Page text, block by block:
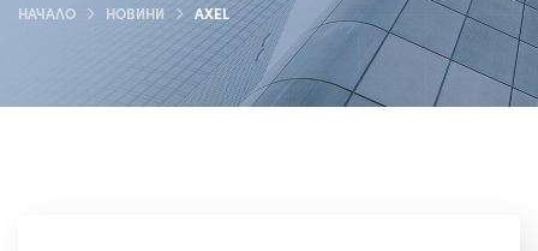
НАЧАЛО НОВИНИ AXEL